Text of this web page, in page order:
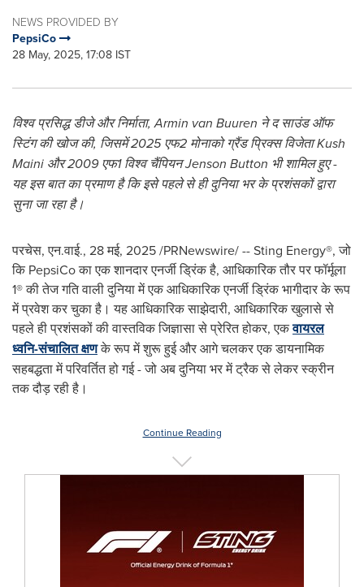
NEWS PROVIDED BY
PepsiCo
28 May, 2025, 17:08 IST
विश्व प्रसिद्ध डीजे और निर्माता,Armin van Buuren ने द साउंड ऑफ
स्टिंग की खोज की, जिसमें2025एफ2 मोनाको ग्रैंड प्रिक्स विजेताKush
Maini और2009एफ1विश्व चैंपियनJenson Button भी शामिल हुए -
यह इस बात का प्रमाण है कि इसे पहले से ही दुनिया भर के प्रशंसकों द्वारा
सुना जा रहा है।
परचेस, एन.वाई., 28 मई, 2025/PRNewswire/ -- Sting Energy®, जो
कि PepsiCo का एक शानदार एनर्जी ड्रिंक है, आधिकारिक तौर पर फॉर्मूला
1® की तेज गति वाली दुनिया में एक आधिकारिक एनर्जी ड्रिंक भागीदार के रूप
में प्रवेश कर चुका है। यह आधिकारिक साझेदारी, आधिकारिक खुलासे से
पहले ही प्रशंसकों की वास्तविक जिज्ञासा से प्रेरित होकर, एकवायरल
ध्वनि-संचालित क्षणके रूप में शुरू हुई और आगे चलकर एक डायनामिक
सहबद्धता में परिवर्तित हो गई - जो अब दुनिया भर में ट्रैक से लेकर स्क्रीन
तक दौड़ रही है।
Continue Reading